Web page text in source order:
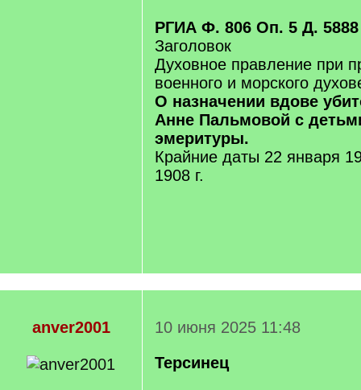
РГИА Ф. 806 Оп. 5 Д. 5888
Заголовок
Духовное правление при
военного и морского
О назначении вдове
Анне Пальмовой с
эмеритуры.
Крайние даты 22 января
1908 г.
anver2001
10 июня 2025 11:48
Терсинец